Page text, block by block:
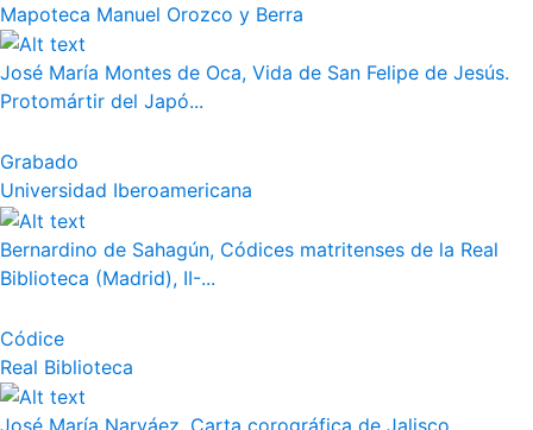
Mapoteca Manuel Orozco y Berra
José María Montes de Oca, Vida de San Felipe de Jesús.
Protomártir del Japó...
Grabado
Universidad Iberoamericana
Bernardino de Sahagún, Códices matritenses de la Real
Biblioteca (Madrid), II-...
Códice
Real Biblioteca